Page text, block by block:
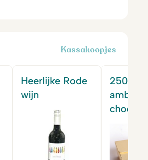
Kassakoopjes
Heerlijke Rode
wijn
250